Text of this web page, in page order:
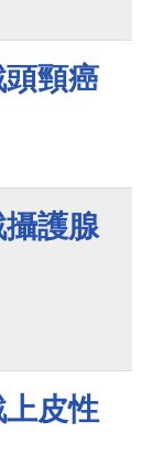
頸癌
護腺
皮性